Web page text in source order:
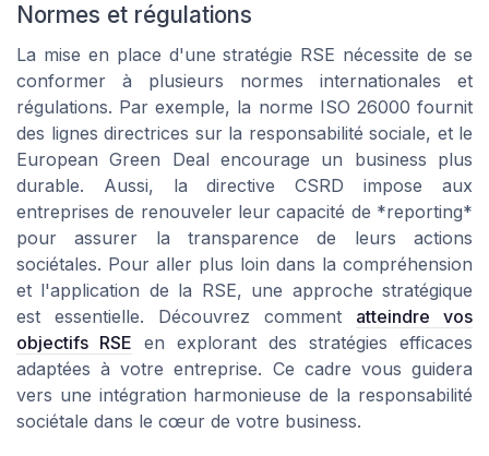
Normes et régulations
La mise en place d'une stratégie RSE nécessite de se
conformer à plusieurs normes internationales et
régulations. Par exemple, la norme ISO 26000 fournit
des lignes directrices sur la responsabilité sociale, et le
European Green Deal encourage un business plus
durable. Aussi, la directive CSRD impose aux
entreprises de renouveler leur capacité de *reporting*
pour assurer la transparence de leurs actions
sociétales. Pour aller plus loin dans la compréhension
et l'application de la RSE, une approche stratégique
est essentielle. Découvrez comment atteindre vos
objectifs RSE en explorant des stratégies efficaces
adaptées à votre entreprise. Ce cadre vous guidera
vers une intégration harmonieuse de la responsabilité
sociétale dans le cœur de votre business.